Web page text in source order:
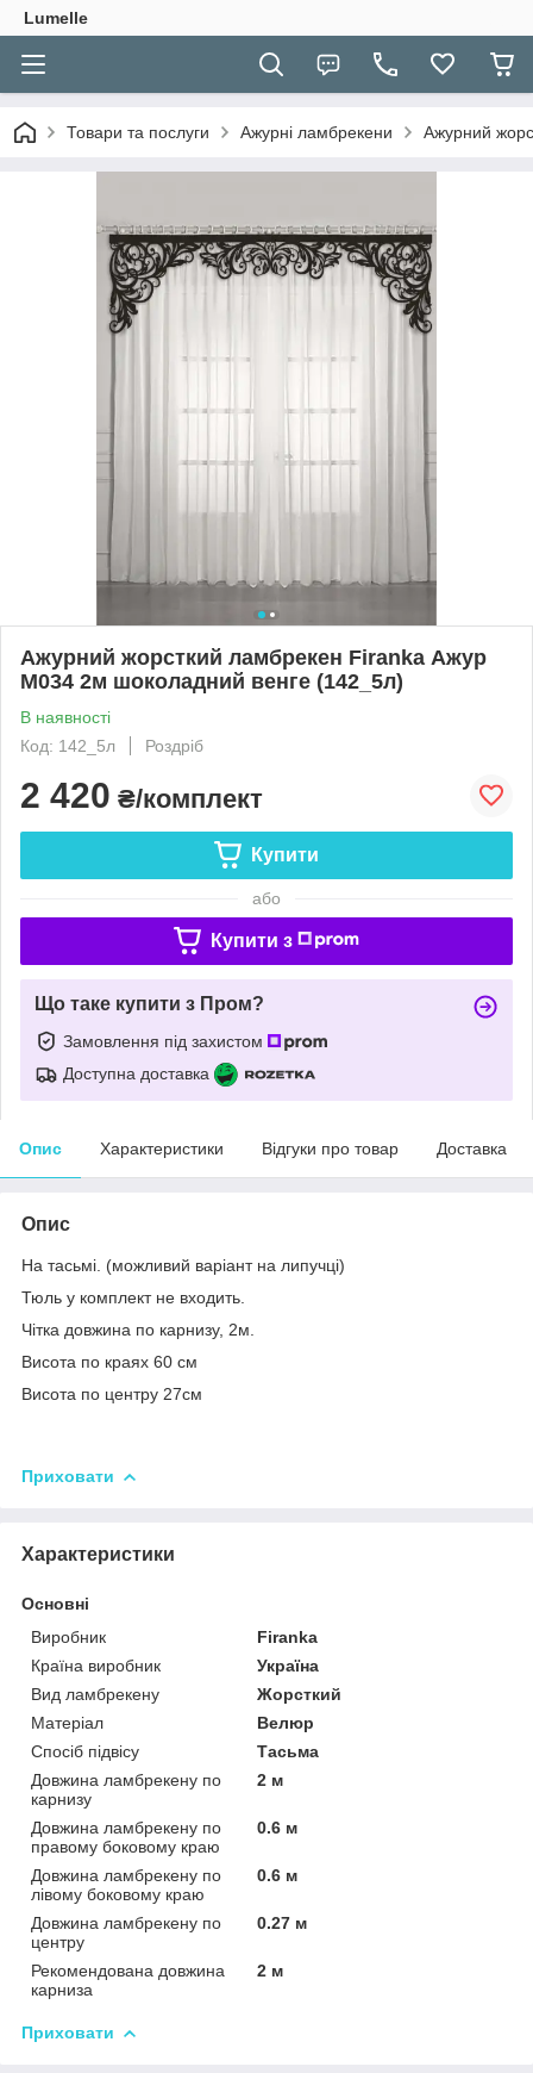
Lumelle
Товари та послуги Ажурні ламбрекени Ажурний
Ажурний жорсткий ламбрекен Firanka Ажур
М034 2м шоколадний венге (142_5л)
В наявності
Код: 142_5л
Роздріб
2 420 ₴/комплект
Купити
або
Купити з
Що таке купити з Пром?
Замовлення під захистом
Доступна доставка
Опис Характеристики Відгуки про товар Доставка
Опис
На тасьмі. (можливий варіант на липучці)
Тюль у комплект не входить.
Чітка довжина по карнизу, 2м.
Висота по краях 60 см
Висота по центру 27см
Приховати
Характеристики
Основні
Виробник
Firanka
Країна виробник
Україна
Вид ламбрекену
Жорсткий
Матеріал
Велюр
Спосіб підвісу
Тасьма
Довжина ламбрекену по
карнизу
2 м
Довжина ламбрекену по
правому боковому краю
0.6 м
Довжина ламбрекену по
лівому боковому краю
0.6 м
Довжина ламбрекену по
центру
0.27 м
Рекомендована довжина
карниза
2 м
Приховати